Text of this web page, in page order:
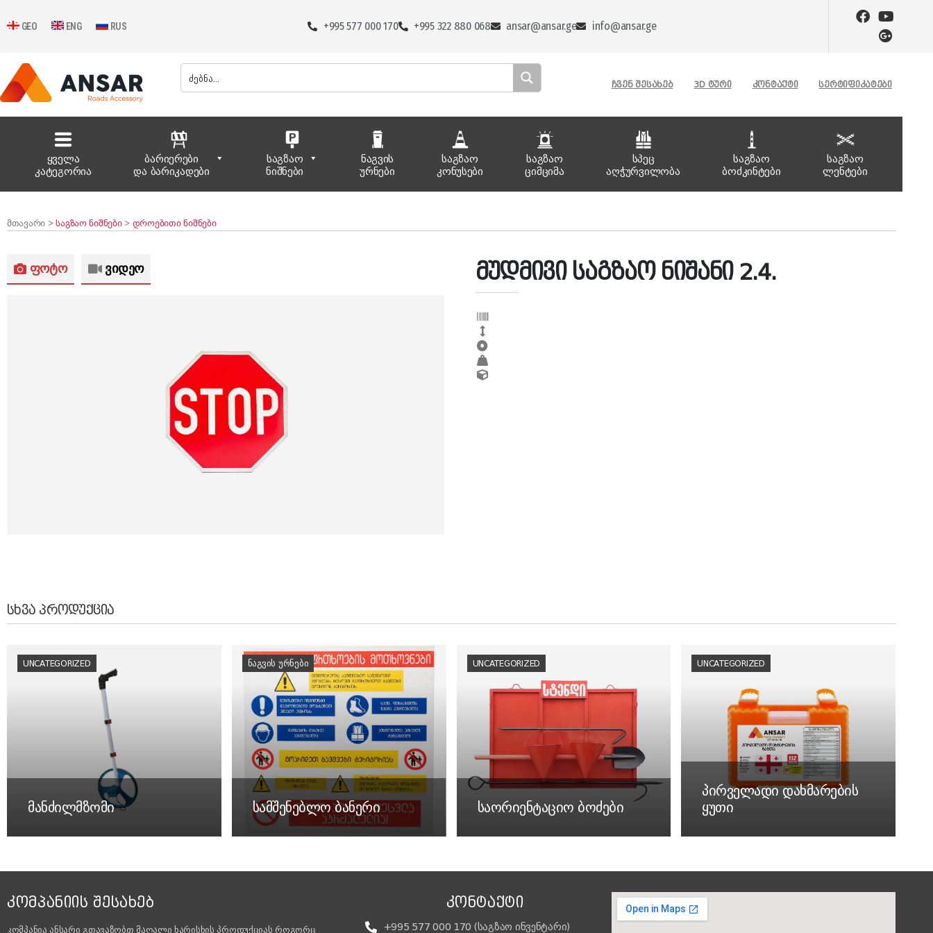
GEO ENG RUS +995 577 000 170 +995 322 880 068 ansar@ansar.ge info@ansar.ge
ᲩᲕᲔᲜ ᲨᲔᲡᲐᲮᲔᲑ 3D ᲢᲣᲠᲘ ᲙᲝᲜᲢᲐᲥᲢᲘ ᲡᲔᲠᲢᲘᲤᲘᲙᲐᲢᲔᲑᲘ
ყველა
კატეგორია
ბარიერები
და ბარიკადები
საგზაო
ნიშნები
ნაგვის
ურნები
საგზაო
კონუსები
საგზაო
ციმციმა
სპეც
აღჭურვილობა
საგზაო
ბოძკინტები
საგზაო
ლენტები
მთავარი >საგზაო ნიშნები> დროებითი ნიშნები
ფოტო ვიდეო მუდმივი საგზაო ნიშანი 2.4.
ᲡᲮᲕᲐ ᲞᲠᲝᲓᲣᲥᲪᲘᲐ
მანძილმზომი
UNCATEGORIZED
სამშენებლო ბანერი
ᲜᲐᲒᲕᲘᲡ ᲣᲠᲜᲔᲑᲘ
საორიენტაციო ბოძები
UNCATEGORIZED
პირველადი დახმარების
ყუთი
UNCATEGORIZED
ᲙᲝᲛᲞᲐᲜᲘᲘᲡ ᲨᲔᲡᲐᲮᲔᲑ
კომპანია ანსარი გთავაზობთ მაღალი ხარისხის პროდუქციას როგორც
ᲙᲝᲜᲢᲐᲥᲢᲘ
+995 577 000 170 (საგზაო ინვენტარი)